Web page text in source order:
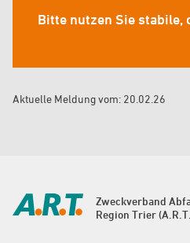
Bitte nutzen Sie stabile,
Aktuelle Meldung vom: 20.02.26
Zweckverband
Region Trier